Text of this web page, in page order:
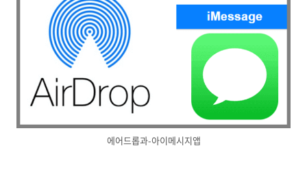
에어드롭과-아이메시지앱